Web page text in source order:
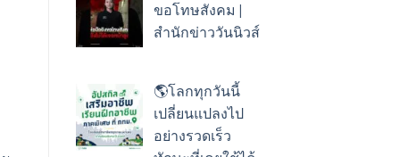
ขอโทษสังคม |
สำนักข่าววันนิวส์
🌎โลกทุกวันนี้
เปลี่ยนแปลงไป
อย่างรวดเร็ว